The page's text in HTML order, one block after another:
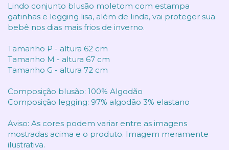
Lindo conjunto blusão moletom com estampa
gatinhas e legging lisa, além de linda, vai proteger sua
bebê nos dias mais frios de inverno.
Tamanho P - altura 62 cm
Tamanho M - altura 67 cm
Tamanho G - altura 72 cm
Composição blusão: 100% Algodão
Composição legging: 97% algodão 3% elastano
Aviso: As cores podem variar entre as imagens
mostradas acima e o produto. Imagem meramente
ilustrativa.